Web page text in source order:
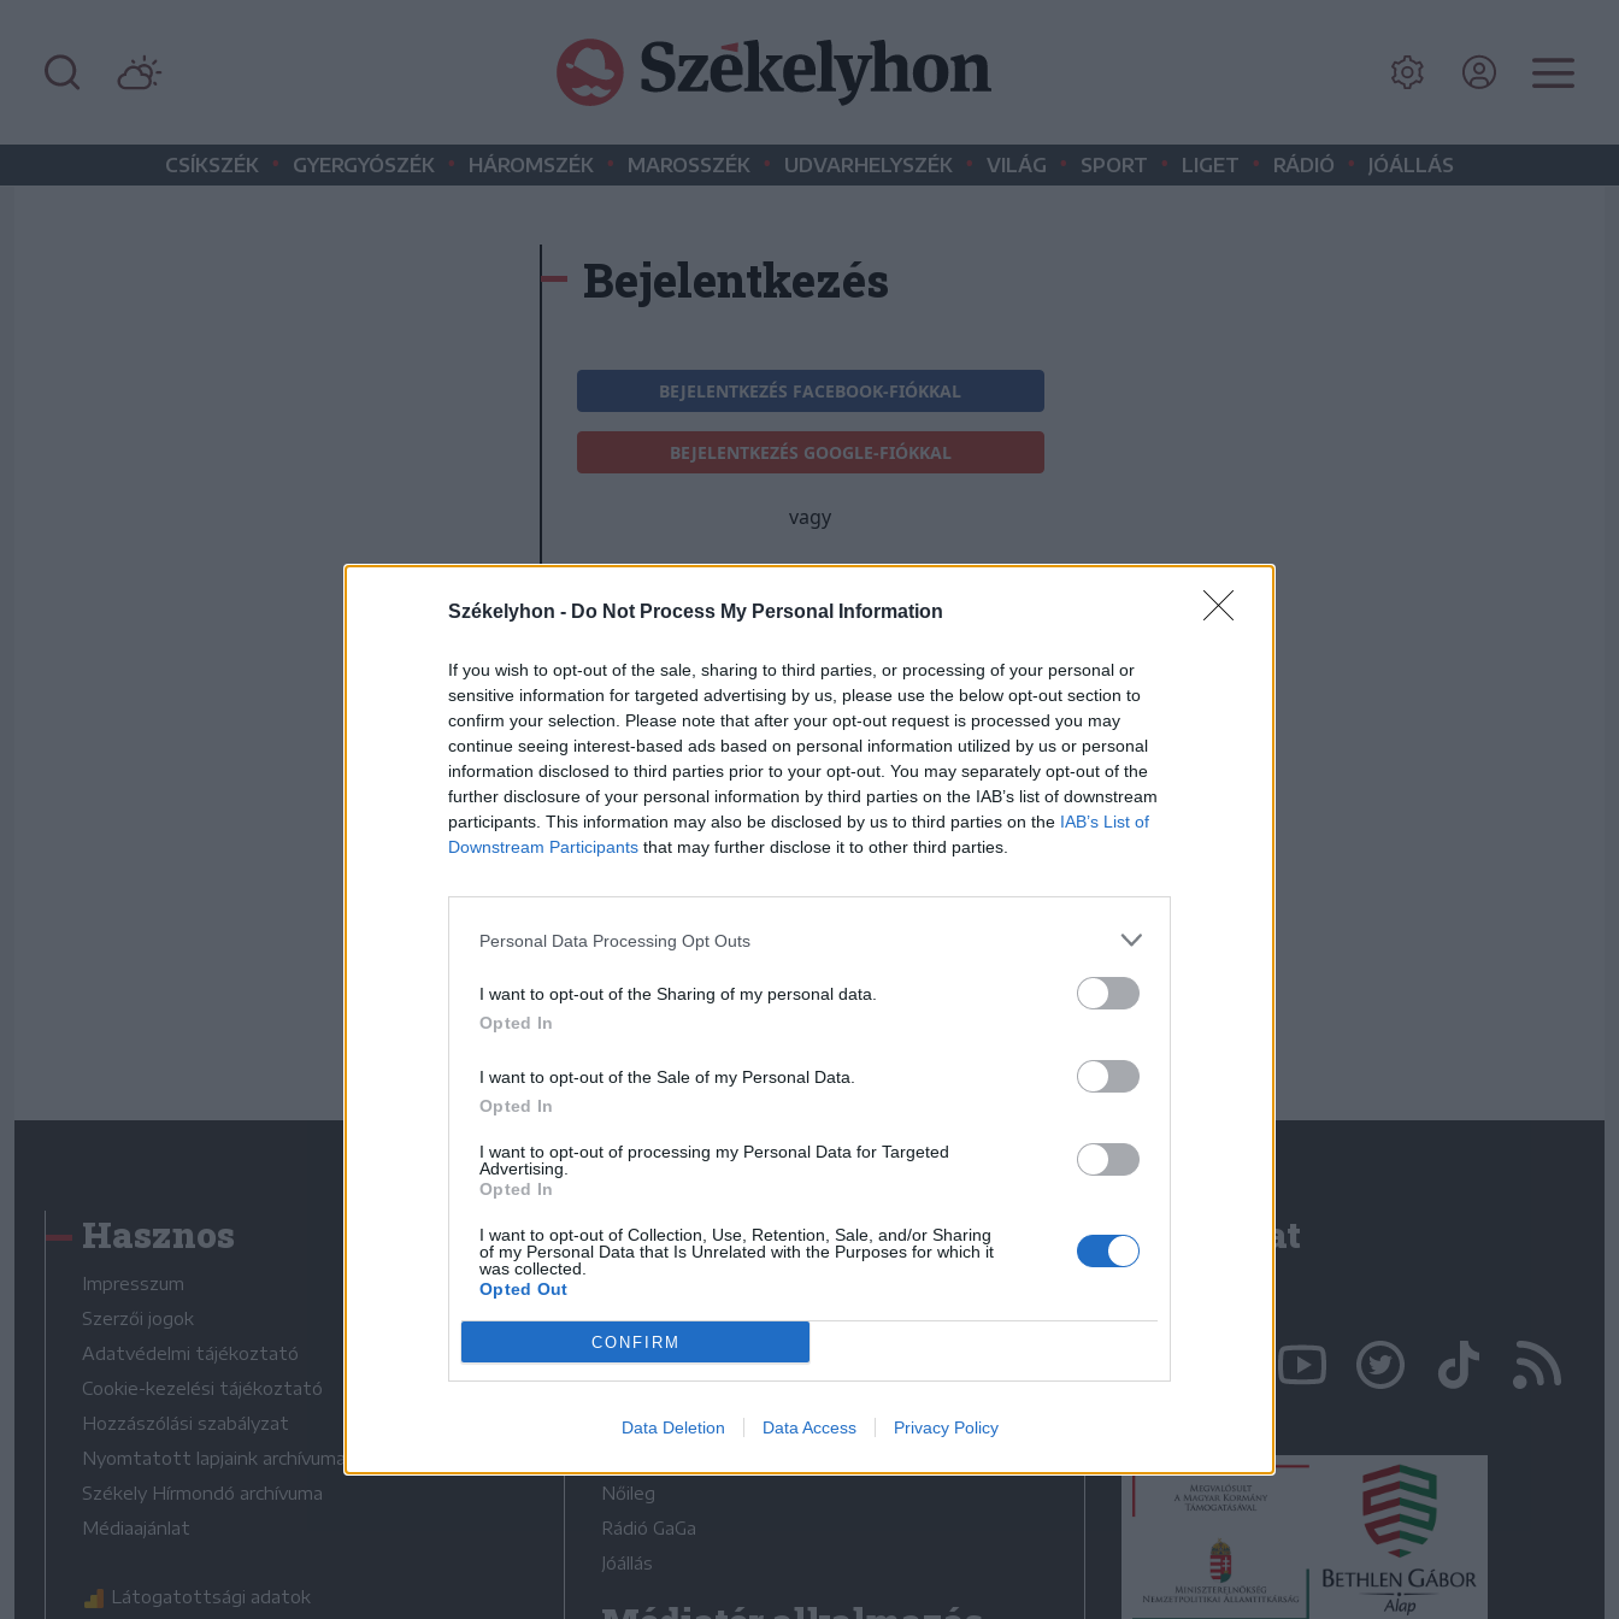
Székelyhon - Do Not Process My Personal Information
If you wish to opt-out of the sale, sharing to third parties, or processing of your personal or
sensitive information for targeted advertising by us, please use the below opt-out section to
confirm your selection. Please note that after your opt-out request is processed you may
continue seeing interest-based ads based on personal information utilized by us or personal
information disclosed to third parties prior to your opt-out. You may separately opt-out of the
further disclosure of your personal information by third parties on the IAB’s list of downstream
participants. This information may also be disclosed by us to third parties on the IAB’s List of
Downstream Participants that may further disclose it to other third parties.
Personal Data Processing Opt Outs
I want to opt-out of the Sharing of my personal data.
Opted In
I want to opt-out of the Sale of my Personal Data.
Opted In
I want to opt-out of processing my Personal Data for Targeted
Advertising.
Opted In
I want to opt-out of Collection, Use, Retention, Sale, and/or Sharing
of my Personal Data that Is Unrelated with the Purposes for which it
was collected.
Opted Out
CONFIRM
Data Deletion Data Access Privacy Policy
CSÍKSZÉK • GYERGYÓSZÉK • HÁROMSZÉK • MAROSSZÉK • UDVARHELYSZÉK • VILÁG • SPORT • LIGET • RÁDIÓ • JÓÁLLÁS
Bejelentkezés
BEJELENTKEZÉS FACEBOOK-FIÓKKAL
BEJELENTKEZÉS GOOGLE-FIÓKKAL
vagy
E-mail-cím
Jelszó
Elfelejtette a jelszavát?
BEJELENTKEZÉS
Hasznos
Impresszum
Szerzői jogok
Adatvédelmi tájékoztató
Cookie-kezelési tájékoztató
Hozzászólási szabályzat
Nyomtatott lapjaink archívuma
Székely Hírmondó archívuma
Médiaajánlat
Látogatottsági adatok
Médiatér
Liget
Krónika
Bihari Napló
Erdélyi Napló
Nőileg
Rádió GaGa
Jóállás
Kapcsolat